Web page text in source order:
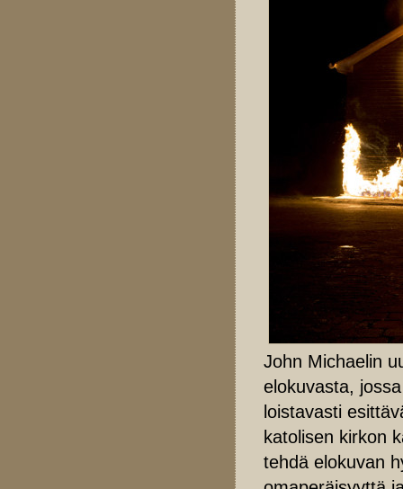
John Michaelin
elokuvasta,
loistavasti
katolisen kirkon
tehdä elokuvan